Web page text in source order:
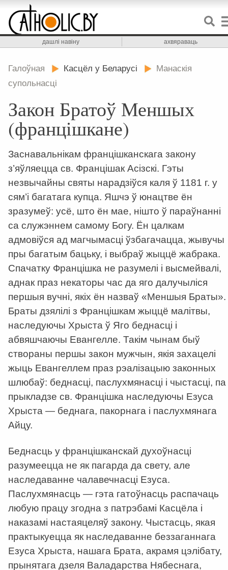
дашлі навіну ахвяраваць
Галоўная Касцёл у Беларусі
Манаскія
супольнасці
Закон Братоў Меншых
(францішкане)
Заснавальнікам францішканскага закону
з’яўляецца св. Францішак Асізскі. Гэты
незвычайны святы нарадзіўся каля ў 1181 г. у
сям’і багатага купца. Яшчэ ў юнацтве ён
зразумеў: усё, што ён мае, нішто ў параўнанні
са служэннем самому Богу. Ён цалкам
адмовіўся ад магчымасці ўзбагачацца, жывучы
пры багатым бацьку, і выбраў жыццё жабрака.
Спачатку Францішка не разумелі і высмейвалі,
аднак праз некаторы час да яго далучыліся
першыя вучні, якіх ён назваў «Меншыя Браты».
Браты дзялілі з Францішкам жыццё малітвы,
наследуючы Хрыста ў Яго беднасці і
абвяшчаючы Евангелле. Такім чынам быў
створаны першы закон мужчын, якія захацелі
жыць Евангеллем праз рэалізацыю законных
шлюбаў: беднасці, паслухмянасці і чыстасці, па
прыкладзе св. Францішка наследуючы Езуса
Хрыста — беднага, пакорнага і паслухмянага
Айцу.
Беднасць у францішканскай духоўнасці
разумеецца не як пагарда да свету, але
наследаванне чалавечнасці Езуса.
Паслухмянасць — гэта гатоўнасць распачаць
любую працу згодна з патрэбамі Касцёла і
наказамі настаяцеляў закону. Чыстасць, якая
практыкуецца як наследаванне беззаганнага
Езуса Хрыста, нашага Брата, акрамя цэлібату,
прынятага дзеля Валадарства Нябеснага,